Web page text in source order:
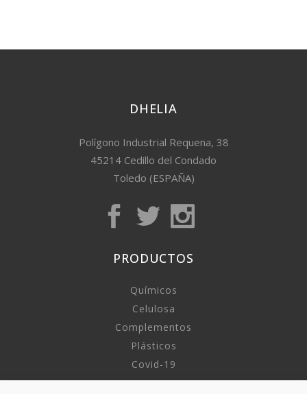
DHELIA
Polígono Industrial Requena, 38
45214 Cedillo del Condado
Toledo (ESPAÑA)
PRODUCTOS
Químicos
Celulosa
Complementos
Plásticos
Covid-19